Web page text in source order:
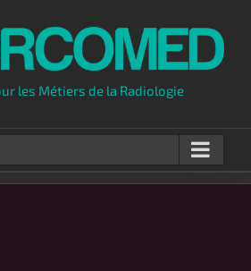
les Métiers de la Radiologie